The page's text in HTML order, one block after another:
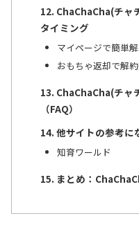
ChaChaCha(チャ
タイミング
マイページで簡単
おもちゃ返却で解
ChaChaCha(チャ
（FAQ）
他サイトの参考に
知育ワールド
まとめ：